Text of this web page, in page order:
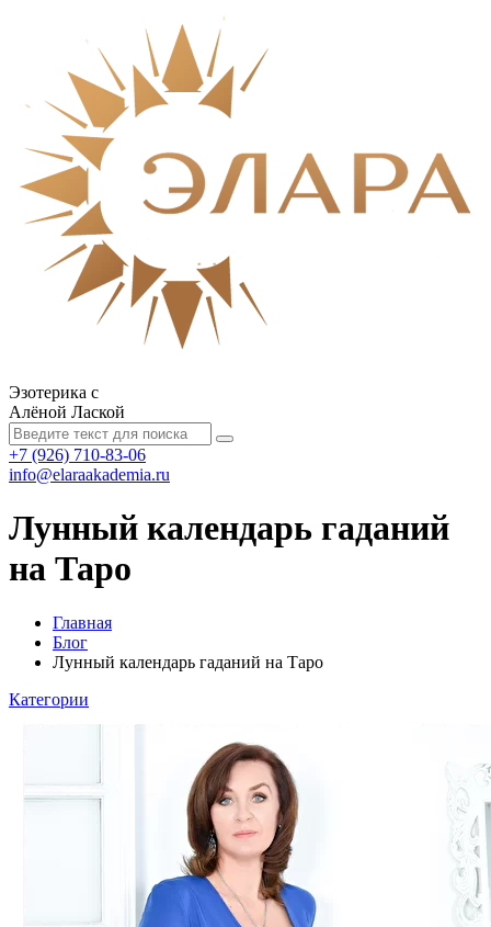
Эзотерика с
Алёной Лаской
+7 (926) 710-83-06
info@elaraakademia.ru
Лунный календарь гаданий
на Таро
Главная
Блог
Лунный календарь гаданий на Таро
Категории